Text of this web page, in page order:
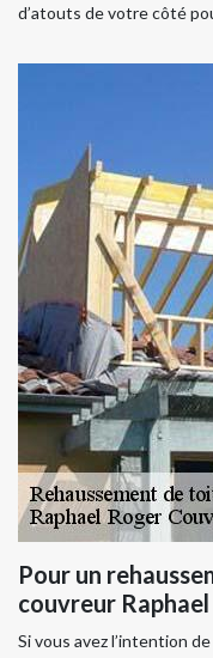
d’atouts de votre côté
Pour un
couvreur
Si vous avez l’intention